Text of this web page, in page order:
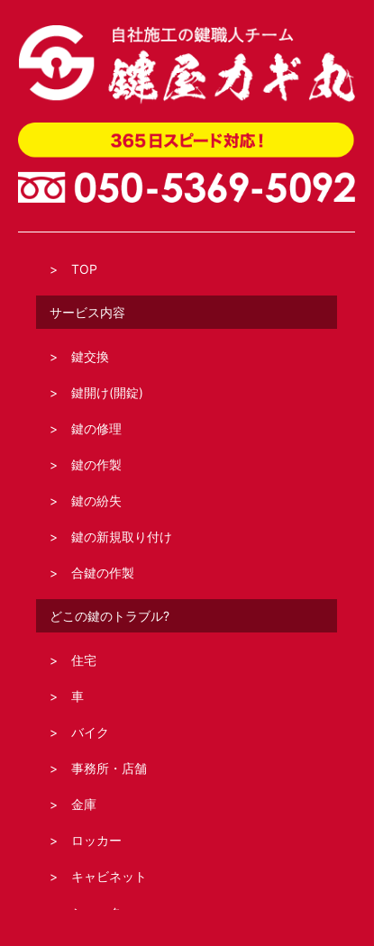
TOP
サービス内容
鍵交換
鍵開け(開錠)
鍵の修理
鍵の作製
鍵の紛失
鍵の新規取り付け
合鍵の作製
どこの鍵のトラブル?
住宅
車
バイク
事務所・店舗
金庫
ロッカー
キャビネット
シャッター